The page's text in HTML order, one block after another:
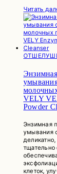
Читать
VELY
Powder
Энзимная
умывания
клеток,